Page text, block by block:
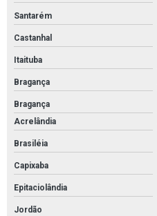
Santarém
Castanhal
Itaituba
Bragança
Bragança
Acrelândia
Brasiléia
Capixaba
Epitaciolândia
Jordão